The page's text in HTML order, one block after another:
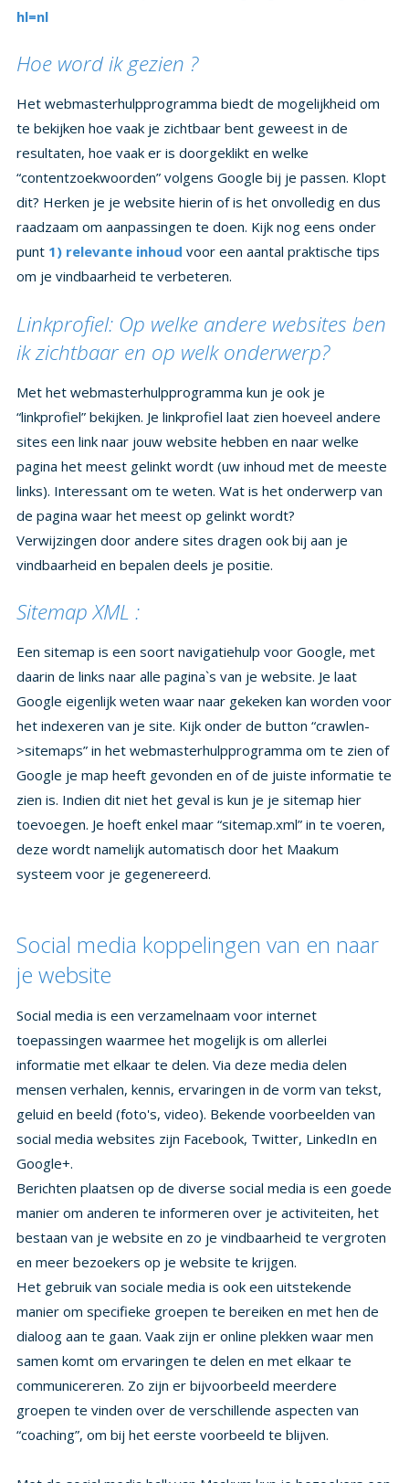
hl=nl
Hoe word ik gezien ?
Het webmasterhulpprogramma biedt de mogelijkheid om
te bekijken hoe vaak je zichtbaar bent geweest in de
resultaten, hoe vaak er is doorgeklikt en welke
“contentzoekwoorden” volgens Google bij je passen. Klopt
dit? Herken je je website hierin of is het onvolledig en dus
raadzaam om aanpassingen te doen. Kijk nog eens onder
punt 1) relevante inhoud voor een aantal praktische tips
om je vindbaarheid te verbeteren.
Linkprofiel: Op welke andere websites ben
ik zichtbaar en op welk onderwerp?
Met het webmasterhulpprogramma kun je ook je
“linkprofiel” bekijken. Je linkprofiel laat zien hoeveel andere
sites een link naar jouw website hebben en naar welke
pagina het meest gelinkt wordt (uw inhoud met de meeste
links). Interessant om te weten. Wat is het onderwerp van
de pagina waar het meest op gelinkt wordt?
Verwijzingen door andere sites dragen ook bij aan je
vindbaarheid en bepalen deels je positie.
Sitemap XML :
Een sitemap is een soort navigatiehulp voor Google, met
daarin de links naar alle pagina`s van je website. Je laat
Google eigenlijk weten waar naar gekeken kan worden voor
het indexeren van je site. Kijk onder de button “crawlen-
>sitemaps” in het webmasterhulpprogramma om te zien of
Google je map heeft gevonden en of de juiste informatie te
zien is. Indien dit niet het geval is kun je je sitemap hier
toevoegen. Je hoeft enkel maar “sitemap.xml” in te voeren,
deze wordt namelijk automatisch door het Maakum
systeem voor je gegenereerd.
Social media koppelingen van en naar
je website
Social media is een verzamelnaam voor internet
toepassingen waarmee het mogelijk is om allerlei
informatie met elkaar te delen. Via deze media delen
mensen verhalen, kennis, ervaringen in de vorm van tekst,
geluid en beeld (foto's, video). Bekende voorbeelden van
social media websites zijn Facebook, Twitter, LinkedIn en
Google+.
Berichten plaatsen op de diverse social media is een goede
manier om anderen te informeren over je activiteiten, het
bestaan van je website en zo je vindbaarheid te vergroten
en meer bezoekers op je website te krijgen.
Het gebruik van sociale media is ook een uitstekende
manier om specifieke groepen te bereiken en met hen de
dialoog aan te gaan. Vaak zijn er online plekken waar men
samen komt om ervaringen te delen en met elkaar te
communicereren. Zo zijn er bijvoorbeeld meerdere
groepen te vinden over de verschillende aspecten van
“coaching”, om bij het eerste voorbeeld te blijven.